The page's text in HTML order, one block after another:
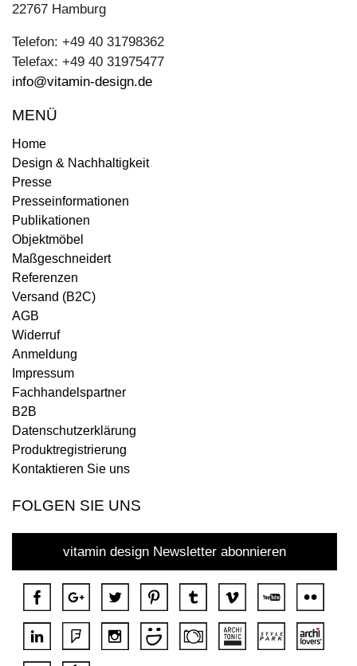
22767 Hamburg
Telefon: +49 40 31798362
Telefax: +49 40 31975477
info@vitamin-design.de
MENÜ
Home
Design & Nachhaltigkeit
Presse
Presseinformationen
Publikationen
Objektmöbel
Maßgeschneidert
Referenzen
Versand (B2C)
AGB
Widerruf
Anmeldung
Impressum
Fachhandelspartner
B2B
Datenschutzerklärung
Produktregistrierung
Kontaktieren Sie uns
FOLGEN SIE UNS
vitamin design Newsletter abonnieren